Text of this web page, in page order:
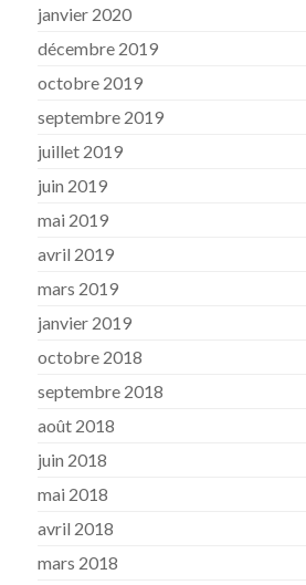
janvier 2020
décembre 2019
octobre 2019
septembre 2019
juillet 2019
juin 2019
mai 2019
avril 2019
mars 2019
janvier 2019
octobre 2018
septembre 2018
août 2018
juin 2018
mai 2018
avril 2018
mars 2018